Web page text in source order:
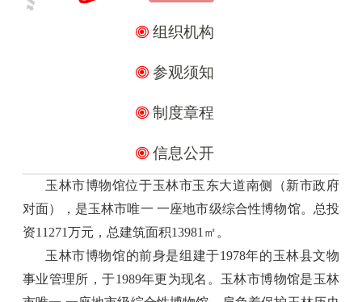
组织机构
参观须知
制度章程
信息公开
玉林市博物馆位于玉林市玉东大道南侧（新市政府
对面），是玉林市唯一 一座地市级综合性博物馆。总投
资11271万元，总建筑面积13981㎡。
玉林市博物馆的前身是组建于1978年的玉林县文物
事业管理所，于1989年更为现名。玉林市博物馆是玉林